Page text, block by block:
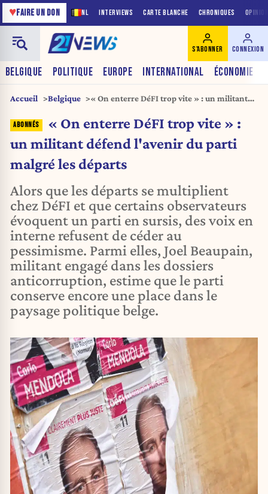
NL INTERVIEWS CARTE BLANCHE CHRONIQUES
♥FAIRE UN DON
BELGIQUE POLITIQUE EUROPE INTERNATIONAL ÉCONOMIE
S'ABONNER CONNEXION
Accueil Belgique
« On enterre DéFI trop vite » : un militant
« On enterre DéFI trop vite » :
un militant défend l'avenir du parti
malgré les départs
Alors que les départs se multiplient
chez DéFI et que certains observateurs
évoquent un parti en sursis, des voix en
interne refusent de céder au
pessimisme. Parmi elles, Joel Beaupain,
militant engagé dans les dossiers
anticorruption, estime que le parti
conserve encore une place dans le
paysage politique belge.